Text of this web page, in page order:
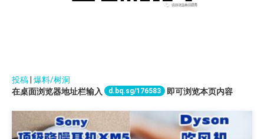
投稿 爆料/树洞
在桌面浏览器地址栏输入
d.bq.sg/176583 即可浏览本页内容